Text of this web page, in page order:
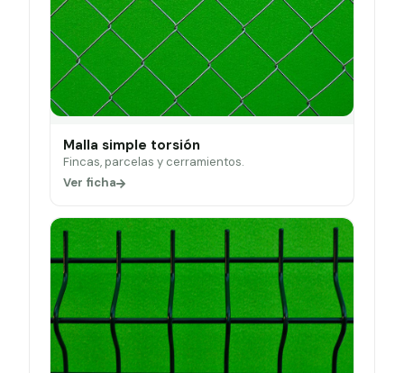
Malla simple torsión
Fincas, parcelas y cerramientos.
Ver ficha